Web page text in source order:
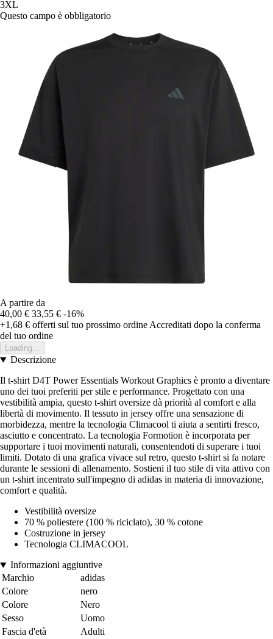
3XL
Questo campo è obbligatorio
A partire da
40,00 € 33,55 € -16%
+1,68 € offerti sul tuo prossimo ordineAccreditati dopo la conferma
del tuo ordine
Loading...
Descrizione
Il t-shirt D4T Power Essentials Workout Graphics è pronto a diventare
uno dei tuoi preferiti per stile e performance. Progettato con una
vestibilità ampia, questo t-shirt oversize dà priorità al comfort e alla
libertà di movimento. Il tessuto in jersey offre una sensazione di
morbidezza, mentre la tecnologia Climacool ti aiuta a sentirti fresco,
asciutto e concentrato. La tecnologia Formotion è incorporata per
supportare i tuoi movimenti naturali, consentendoti di superare i tuoi
limiti. Dotato di una grafica vivace sul retro, questo t-shirt si fa notare
durante le sessioni di allenamento. Sostieni il tuo stile di vita attivo con
un t-shirt incentrato sull'impegno di adidas in materia di innovazione,
comfort e qualità.
Vestibilità oversize
70 % poliestere (100 % riciclato), 30 % cotone
Costruzione in jersey
Tecnologia CLIMACOOL
Informazioni aggiuntive
Marchio
adidas
Colore
nero
Colore
Nero
Sesso
Uomo
Fascia d'età
Adulti